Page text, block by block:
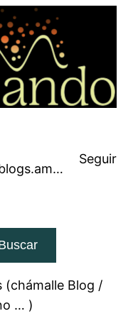
@ribadeando@blogs.amarinha.gal
Seguir
(chámalle Blog /
… )